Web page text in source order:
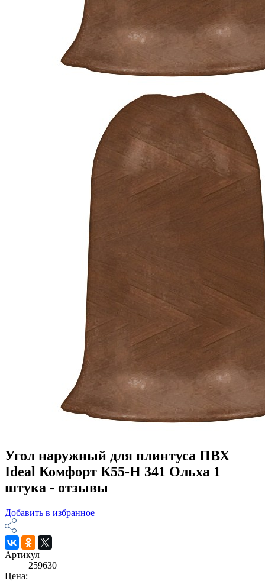
Угол наружный для плинтуса ПВХ
Ideal Комфорт К55-Н 341 Ольха 1
штука - отзывы
Добавить в избранное
Артикул
259630
Цена: